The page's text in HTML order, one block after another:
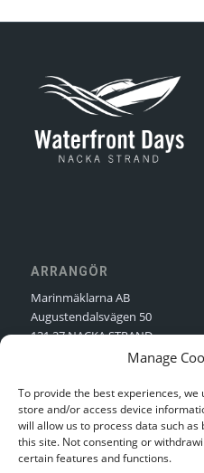
Manage
To provide the best experiences,
store and/or access device
will allow us to process data such
this site. Not consenting or
certain features and functions.
ARRANGÖR
Marinmäklarna AB
Augustendalsvägen 50
131 27 NACKA STRAND
Nellie Sjögren